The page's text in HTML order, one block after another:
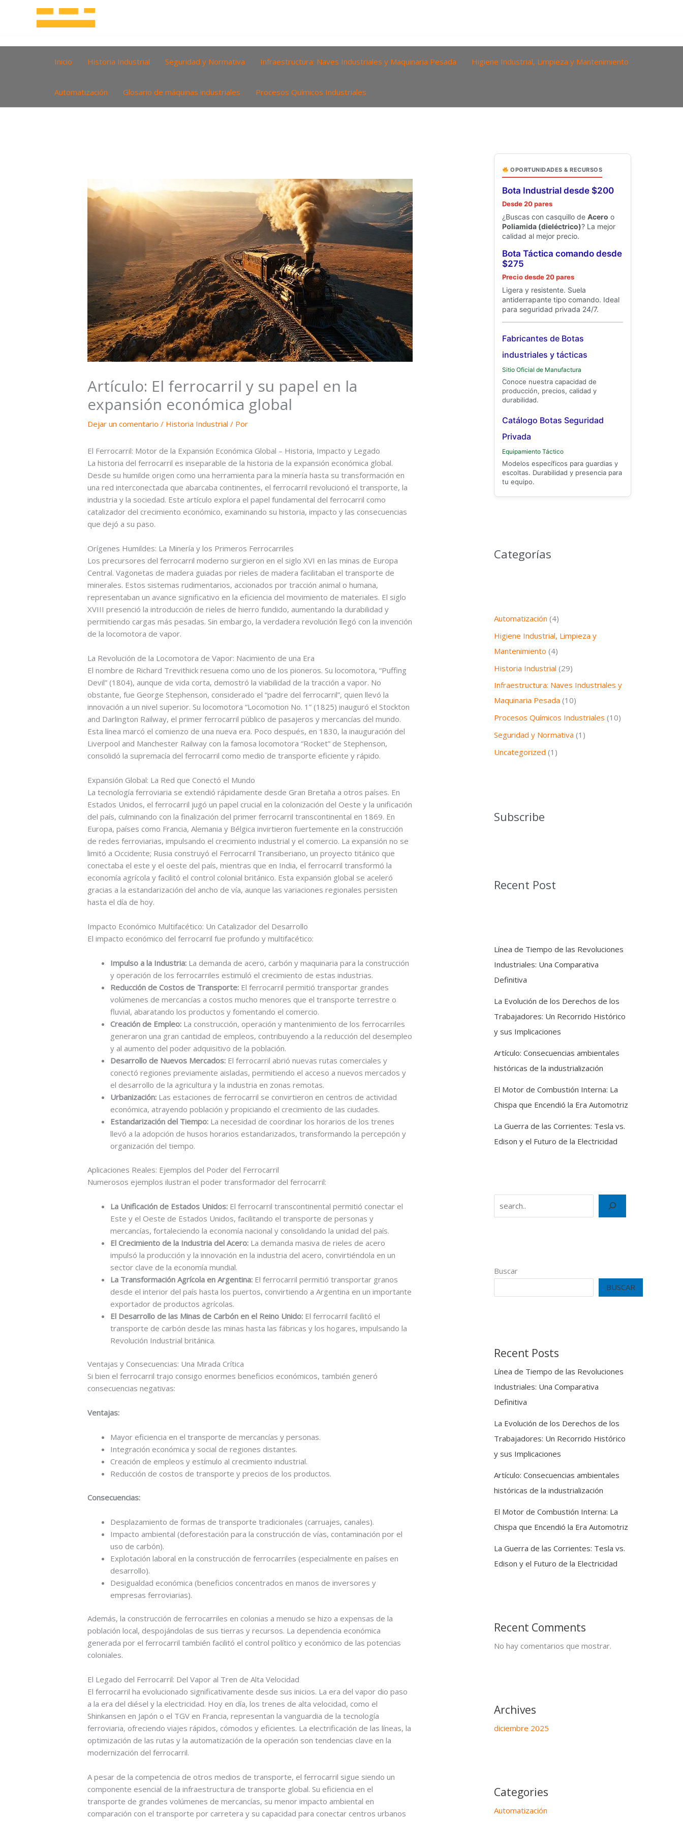
Inicio Historia Industrial Seguridad y Normativa Infraestructura: Naves Industriales y Maquinaria Pesada Higiene Industrial, Limpieza y Mantenimiento
Automatización Glosario de máquinas industriales Procesos Químicos Industriales
Artículo: El ferrocarril y su papel en la
expansión económica global
Dejar un comentario / Historia Industrial / Por
El Ferrocarril: Motor de la Expansión Económica Global – Historia, Impacto y Legado
La historia del ferrocarril es inseparable de la historia de la expansión económica global.
Desde su humilde origen como una herramienta para la minería hasta su transformación en
una red interconectada que abarcaba continentes, el ferrocarril revolucionó el transporte, la
industria y la sociedad. Este artículo explora el papel fundamental del ferrocarril como
catalizador del crecimiento económico, examinando su historia, impacto y las consecuencias
que dejó a su paso.
Orígenes Humildes: La Minería y los Primeros Ferrocarriles
Los precursores del ferrocarril moderno surgieron en el siglo XVI en las minas de Europa
Central. Vagonetas de madera guiadas por rieles de madera facilitaban el transporte de
minerales. Estos sistemas rudimentarios, accionados por tracción animal o humana,
representaban un avance significativo en la eficiencia del movimiento de materiales. El siglo
XVIII presenció la introducción de rieles de hierro fundido, aumentando la durabilidad y
permitiendo cargas más pesadas. Sin embargo, la verdadera revolución llegó con la invención
de la locomotora de vapor.
La Revolución de la Locomotora de Vapor: Nacimiento de una Era
El nombre de Richard Trevithick resuena como uno de los pioneros. Su locomotora, “Puffing
Devil” (1804), aunque de vida corta, demostró la viabilidad de la tracción a vapor. No
obstante, fue George Stephenson, considerado el “padre del ferrocarril”, quien llevó la
innovación a un nivel superior. Su locomotora “Locomotion No. 1” (1825) inauguró el Stockton
and Darlington Railway, el primer ferrocarril público de pasajeros y mercancías del mundo.
Esta línea marcó el comienzo de una nueva era. Poco después, en 1830, la inauguración del
Liverpool and Manchester Railway con la famosa locomotora “Rocket” de Stephenson,
consolidó la supremacía del ferrocarril como medio de transporte eficiente y rápido.
Expansión Global: La Red que Conectó el Mundo
La tecnología ferroviaria se extendió rápidamente desde Gran Bretaña a otros países. En
Estados Unidos, el ferrocarril jugó un papel crucial en la colonización del Oeste y la unificación
del país, culminando con la finalización del primer ferrocarril transcontinental en 1869. En
Europa, países como Francia, Alemania y Bélgica invirtieron fuertemente en la construcción
de redes ferroviarias, impulsando el crecimiento industrial y el comercio. La expansión no se
limitó a Occidente; Rusia construyó el Ferrocarril Transiberiano, un proyecto titánico que
conectaba el este y el oeste del país, mientras que en India, el ferrocarril transformó la
economía agrícola y facilitó el control colonial británico. Esta expansión global se aceleró
gracias a la estandarización del ancho de vía, aunque las variaciones regionales persisten
hasta el día de hoy.
Impacto Económico Multifacético: Un Catalizador del Desarrollo
El impacto económico del ferrocarril fue profundo y multifacético:
Impulso a la Industria: La demanda de acero, carbón y maquinaria para la construcción
y operación de los ferrocarriles estimuló el crecimiento de estas industrias.
Reducción de Costos de Transporte: El ferrocarril permitió transportar grandes
volúmenes de mercancías a costos mucho menores que el transporte terrestre o
fluvial, abaratando los productos y fomentando el comercio.
Creación de Empleo: La construcción, operación y mantenimiento de los ferrocarriles
generaron una gran cantidad de empleos, contribuyendo a la reducción del desempleo
y al aumento del poder adquisitivo de la población.
Desarrollo de Nuevos Mercados: El ferrocarril abrió nuevas rutas comerciales y
conectó regiones previamente aisladas, permitiendo el acceso a nuevos mercados y
el desarrollo de la agricultura y la industria en zonas remotas.
Urbanización: Las estaciones de ferrocarril se convirtieron en centros de actividad
económica, atrayendo población y propiciando el crecimiento de las ciudades.
Estandarización del Tiempo: La necesidad de coordinar los horarios de los trenes
llevó a la adopción de husos horarios estandarizados, transformando la percepción y
organización del tiempo.
Aplicaciones Reales: Ejemplos del Poder del Ferrocarril
Numerosos ejemplos ilustran el poder transformador del ferrocarril:
La Unificación de Estados Unidos: El ferrocarril transcontinental permitió conectar el
Este y el Oeste de Estados Unidos, facilitando el transporte de personas y
mercancías, fortaleciendo la economía nacional y consolidando la unidad del país.
El Crecimiento de la Industria del Acero: La demanda masiva de rieles de acero
impulsó la producción y la innovación en la industria del acero, convirtiéndola en un
sector clave de la economía mundial.
La Transformación Agrícola en Argentina: El ferrocarril permitió transportar granos
desde el interior del país hasta los puertos, convirtiendo a Argentina en un importante
exportador de productos agrícolas.
El Desarrollo de las Minas de Carbón en el Reino Unido: El ferrocarril facilitó el
transporte de carbón desde las minas hasta las fábricas y los hogares, impulsando la
Revolución Industrial británica.
Ventajas y Consecuencias: Una Mirada Crítica
Si bien el ferrocarril trajo consigo enormes beneficios económicos, también generó
consecuencias negativas:
Ventajas:
Mayor eficiencia en el transporte de mercancías y personas.
Integración económica y social de regiones distantes.
Creación de empleos y estímulo al crecimiento industrial.
Reducción de costos de transporte y precios de los productos.
Consecuencias:
Desplazamiento de formas de transporte tradicionales (carruajes, canales).
Impacto ambiental (deforestación para la construcción de vías, contaminación por el
uso de carbón).
Explotación laboral en la construcción de ferrocarriles (especialmente en países en
desarrollo).
Desigualdad económica (beneficios concentrados en manos de inversores y
empresas ferroviarias).
Además, la construcción de ferrocarriles en colonias a menudo se hizo a expensas de la
población local, despojándolas de sus tierras y recursos. La dependencia económica
generada por el ferrocarril también facilitó el control político y económico de las potencias
coloniales.
El Legado del Ferrocarril: Del Vapor al Tren de Alta Velocidad
El ferrocarril ha evolucionado significativamente desde sus inicios. La era del vapor dio paso
a la era del diésel y la electricidad. Hoy en día, los trenes de alta velocidad, como el
Shinkansen en Japón o el TGV en Francia, representan la vanguardia de la tecnología
ferroviaria, ofreciendo viajes rápidos, cómodos y eficientes. La electrificación de las líneas, la
optimización de las rutas y la automatización de la operación son tendencias clave en la
modernización del ferrocarril.
A pesar de la competencia de otros medios de transporte, el ferrocarril sigue siendo un
componente esencial de la infraestructura de transporte global. Su eficiencia en el
transporte de grandes volúmenes de mercancías, su menor impacto ambiental en
comparación con el transporte por carretera y su capacidad para conectar centros urbanos
OPORTUNIDADES & RECURSOS
Bota Industrial desde $200
Desde 20 pares
¿Buscas con casquillo de Acero o
Poliamida (dieléctrico)? La mejor
calidad al mejor precio.
Bota Táctica comando desde
$275
Precio desde 20 pares
Ligera y resistente. Suela
antiderrapante tipo comando. Ideal
para seguridad privada 24/7.
Fabricantes de Botas
industriales y tácticas
Sitio Oficial de Manufactura
Conoce nuestra capacidad de
producción, precios, calidad y
durabilidad.
Catálogo Botas Seguridad
Privada
Equipamiento Táctico
Modelos específicos para guardias y
escoltas. Durabilidad y presencia para
tu equipo.
Categorías
Automatización (4)
Higiene Industrial, Limpieza y
Mantenimiento (4)
Historia Industrial (29)
Infraestructura: Naves Industriales y
Maquinaria Pesada (10)
Procesos Químicos Industriales (10)
Seguridad y Normativa (1)
Uncategorized (1)
Subscribe
Recent Post
Línea de Tiempo de las Revoluciones
Industriales: Una Comparativa
Definitiva
La Evolución de los Derechos de los
Trabajadores: Un Recorrido Histórico
y sus Implicaciones
Artículo: Consecuencias ambientales
históricas de la industrialización
El Motor de Combustión Interna: La
Chispa que Encendió la Era Automotriz
La Guerra de las Corrientes: Tesla vs.
Edison y el Futuro de la Electricidad
Buscar
BUSCAR
Recent Posts
Línea de Tiempo de las Revoluciones
Industriales: Una Comparativa
Definitiva
La Evolución de los Derechos de los
Trabajadores: Un Recorrido Histórico
y sus Implicaciones
Artículo: Consecuencias ambientales
históricas de la industrialización
El Motor de Combustión Interna: La
Chispa que Encendió la Era Automotriz
La Guerra de las Corrientes: Tesla vs.
Edison y el Futuro de la Electricidad
Recent Comments
No hay comentarios que mostrar.
Archives
diciembre 2025
Categories
Automatización